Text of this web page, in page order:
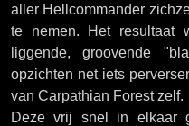
aller Hellcommander
te nemen. Het resultaat
liggende, groovende
opzichten net iets
van Carpathian Forest zelf.
Deze vrij snel in elkaar